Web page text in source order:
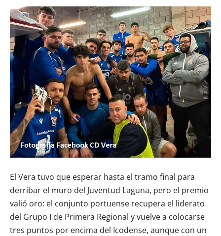
El Vera tuvo que esperar hasta el tramo final para
derribar el muro del Juventud Laguna, pero el premio
valió oro: el conjunto portuense recupera el liderato
del Grupo I de Primera Regional y vuelve a colocarse
tres puntos por encima del Icodense, aunque con un